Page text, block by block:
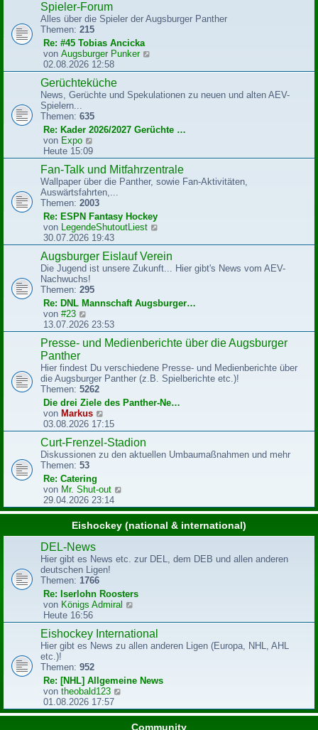
r
g
e
s
e
r
B
e
i
t
g
Spieler-Forum
Alles über die Spieler der Augsburger Panther
Themen: 215
Re: #45 Tobias Ancicka
von Augsburger Punker
u
s
r
i
t
r
02.08.2026 12:58
Gerüchteküche
News, Gerüchte und Spekulationen zu neuen und alten AEV-
Spielern...
Themen: 635
Re: Kader 2026/2027 Gerüchte …
von Expo
u
e
s
t
e
r
B
e
i
t
r
g
Heute 15:09
Fan-Talk und Mitfahrzentrale
Wallpaper über die Panther, sowie Fan-Aktivitäten,
Auswärtsfahrten,...
Themen: 2003
Re: ESPN Fantasy Hockey
von LegendeShutoutLiest
u
e
s
r
i
t
a
g
30.07.2026 19:43
Augsburger Eislauf Verein
Die Jugend ist unsere Zukunft... Hier gibt's News vom AEV-
Nachwuchs!
Themen: 295
Re: DNL Mannschaft Augsburger…
von #23
e
u
e
t
e
r
B
e
i
t
r
a
g
13.07.2026 23:53
Presse- und Medienberichte über die Augsburger
Panther
Hier findest Du verschiedene Presse- und Medienberichte über
die Augsburger Panther (z.B. Spielberichte etc.)!
Themen: 5262
Die drei Ziele des Panther-Ne…
von Markus
e
u
e
s
r
B
e
i
t
g
03.08.2026 17:15
Curt-Frenzel-Stadion
Diskussionen zu den aktuellen Umbaumaßnahmen und mehr
Themen: 53
Re: Catering
von Mr. Shut-out
u
e
s
r
i
g
29.04.2026 23:14
Eishockey (national & international)
DEL-News
Hier gibt es News etc. zur DEL, dem DEB und allen anderen
deutschen Ligen!
Themen: 1766
Re: Iserlohn Roosters
von Königs Admiral
u
e
s
r
i
t
Heute 16:56
Eishockey International
Hier gibt es News zu allen anderen Ligen (Europa, NHL, AHL
etc.)!
Themen: 952
Re: [NHL] Allgemeine News
von theobald123
u
01.08.2026 17:57
Community